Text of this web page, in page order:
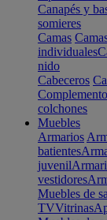
Canapés y
somieres
Camas
individuales
nido
Cabeceros
colchones
Muebles
Armarios
batientes
juvenil
vestidores
Muebles de
TVVitrinas